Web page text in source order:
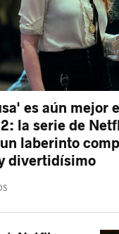
es aún mejor
la serie de
laberinto
divertidísimo